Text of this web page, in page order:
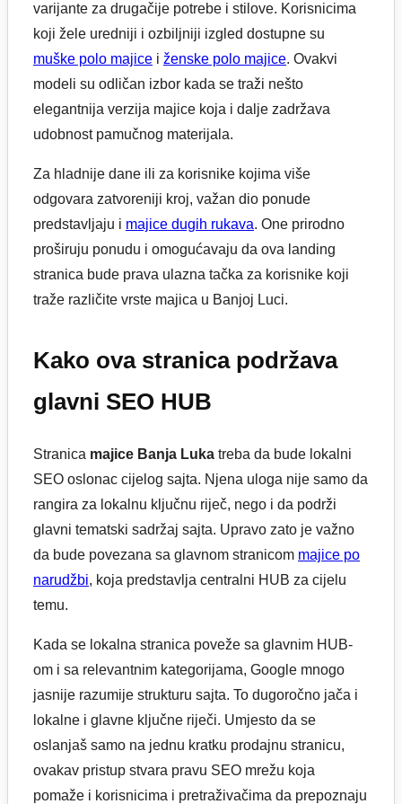
varijante za drugačije potrebe i stilove. Korisnicima
koji žele uredniji i ozbiljniji izgled dostupne su
muške polo majice i ženske polo majice. Ovakvi
modeli su odličan izbor kada se traži nešto
elegantnija verzija majice koja i dalje zadržava
udobnost pamučnog materijala.
Za hladnije dane ili za korisnike kojima više
odgovara zatvoreniji kroj, važan dio ponude
predstavljaju i majice dugih rukava. One prirodno
proširuju ponudu i omogućavaju da ova landing
stranica bude prava ulazna tačka za korisnike koji
traže različite vrste majica u Banjoj Luci.
Kako ova stranica podržava
glavni SEO HUB
Stranica majice Banja Luka treba da bude lokalni
SEO oslonac cijelog sajta. Njena uloga nije samo da
rangira za lokalnu ključnu riječ, nego i da podrži
glavni tematski sadržaj sajta. Upravo zato je važno
da bude povezana sa glavnom stranicom majice po
narudžbi, koja predstavlja centralni HUB za cijelu
temu.
Kada se lokalna stranica poveže sa glavnim HUB-
om i sa relevantnim kategorijama, Google mnogo
jasnije razumije strukturu sajta. To dugoročno jača i
lokalne i glavne ključne riječi. Umjesto da se
oslanjaš samo na jednu kratku prodajnu stranicu,
ovakav pristup stvara pravu SEO mrežu koja
pomaže i korisnicima i pretraživačima da prepoznaju